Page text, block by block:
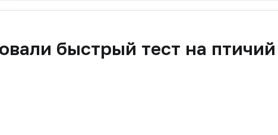
быстрый тест на птичий